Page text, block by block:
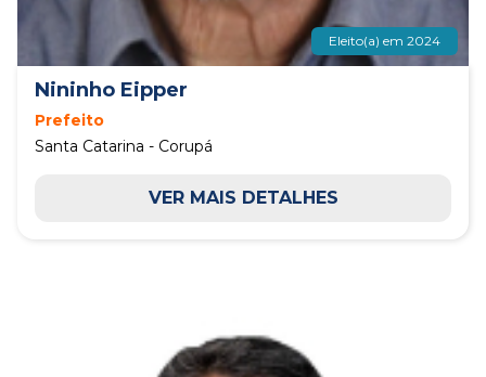
Eleito(a) em 2024
Nininho Eipper
Prefeito
Santa Catarina - Corupá
VER MAIS DETALHES